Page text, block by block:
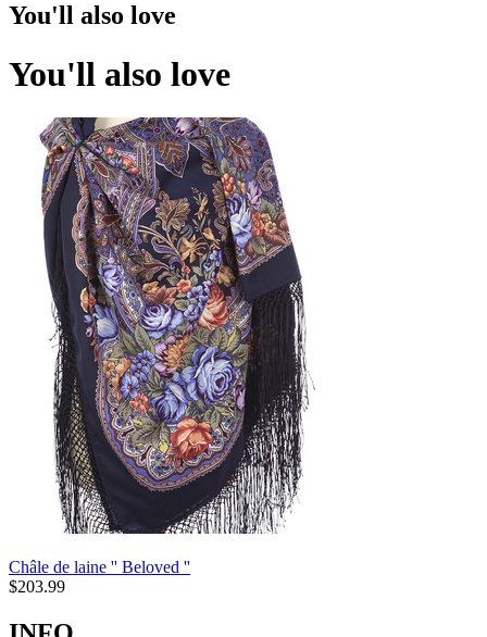
You'll also love
You'll also love
Châle de laine '' Beloved ''
$203.99